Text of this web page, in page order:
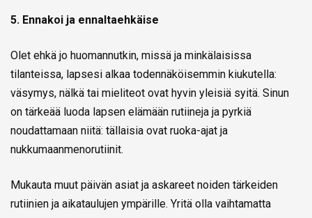
5. Ennakoi ja ennaltaehkäise
Olet ehkä jo huomannutkin, missä ja minkälaisissa
tilanteissa, lapsesi alkaa todennäköisemmin kiukutella:
väsymys, nälkä tai mieliteot ovat hyvin yleisiä syitä. Sinun
on tärkeää luoda lapsen elämään rutiineja ja pyrkiä
noudattamaan niitä: tällaisia ovat ruoka-ajat ja
nukkumaanmenorutiinit.
Mukauta muut päivän asiat ja askareet noiden tärkeiden
rutiinien ja aikataulujen ympärille. Yritä olla vaihtamatta